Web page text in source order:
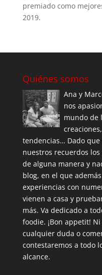
premiado como
2019.
Quiénes somos
Ana y
nos
mundo de
tendencias… Dado
nuestros recuerdos
de alguna manera y
blog, en el que
experiencias con
vienen a casa y
más. Va dedicado a
foodie. ¡Bon appetit!
cualquier duda o
contestaremos a todo
alcance.